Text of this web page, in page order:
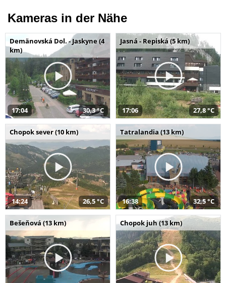
Kameras in der Nähe
Demänovská Dol. - Jaskyne (4
km)
17:04 30,3 °C
Jasná - Repiská (5 km)
17:06 27,8 °C
Chopok sever (10 km)
14:24 26,5 °C
Tatralandia (13 km)
16:38 32,5 °C
Bešeňová (13 km) Chopok juh (13 km)